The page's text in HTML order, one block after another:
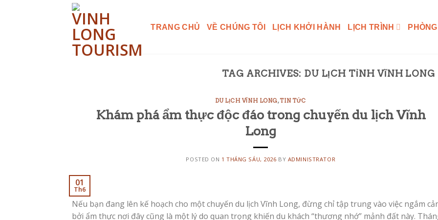
TRANG CHỦ VỀ CHÚNG TÔI LỊCH KHỞI HÀNH LỊCH TRÌNH
TAG ARCHIVES: DU LỊCH TỈNH VĨNH LONG
DU LỊCH VĨNH LONG,TIN TỨC
Khám phá ẩm thực độc đáo trong chuyến du lịch Vĩnh
Long
POSTED ON 1 THÁNG SÁU, 2026 BY ADMINISTRATOR
01
Th6
Nếu bạn đang lên kế hoạch cho một chuyến du lịch Vĩnh Long, đừng chỉ tập trung vào việc ngắm
bởi ẩm thực nơi đây cũng là một lý do quan trọng khiến du khách “thương nhớ” mảnh đất này.